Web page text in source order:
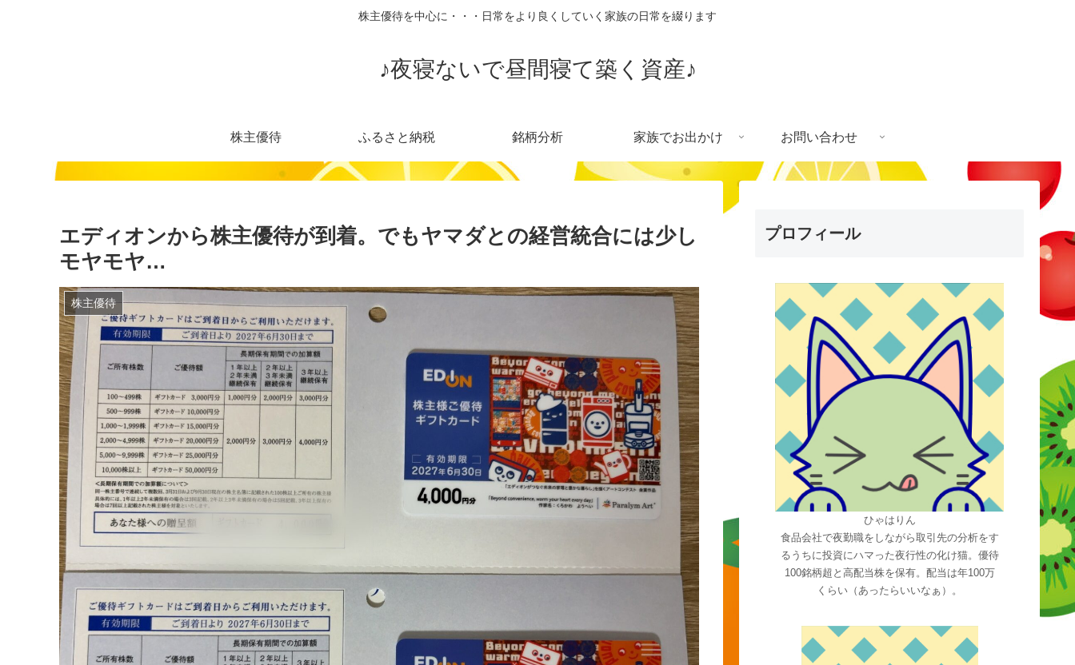
株主優待を中心に・・・日常をより良くしていく家族の日常を綴ります
♪夜寝ないで昼間寝て築く資産♪
株主優待 ふるさと納税 銘柄分析 家族でお出かけ お問い合わせ
エディオンから株主優待が到着。でもヤマダとの経営統合には少し
モヤモヤ…
株主優待
プロフィール
ひゃはりん
食品会社で夜勤職をしながら取引先の分析をす
るうちに投資にハマった夜行性の化け猫。優待
100銘柄超と高配当株を保有。配当は年100万
くらい（あったらいいなぁ）。